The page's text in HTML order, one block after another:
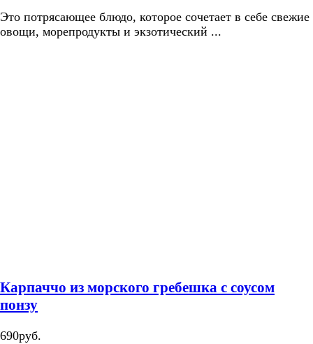
Это потрясающее блюдо, которое сочетает в себе свежие
овощи, морепродукты и экзотический ...
Карпаччо из морского гребешка с соусом
понзу
690руб.